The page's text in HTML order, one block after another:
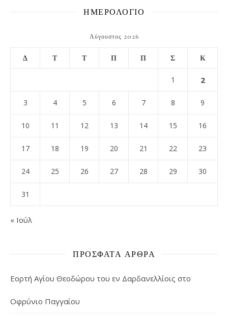
ΗΜΕΡΟΛΟΓΙΟ
Αύγουστος 2026
Δ Τ Τ Π Π Σ Κ
1 2
3 4 5 6 7 8 9
10 11 12 13 14 15 16
17 18 19 20 21 22 23
24 25 26 27 28 29 30
31
« Ιούλ
ΠΡΌΣΦΑΤΑ ΆΡΘΡΑ
Εορτή Αγίου Θεοδώρου του εν Δαρδανελλίοις στο
Οφρύνιο Παγγαίου